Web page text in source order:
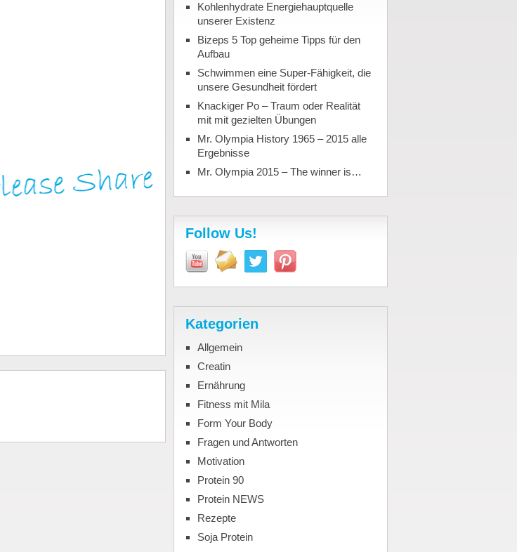
Kohlenhydrate Energiehauptquelle
unserer Existenz
Bizeps 5 Top geheime Tipps für den
Aufbau
Schwimmen eine Super-Fähigkeit, die
unsere Gesundheit fördert
Knackiger Po – Traum oder Realität
mit mit gezielten Übungen
Mr. Olympia History 1965 – 2015 alle
Ergebnisse
Mr. Olympia 2015 – The winner is…
Follow Us!
Kategorien
Allgemein
Creatin
Ernährung
Fitness mit Mila
Form Your Body
Fragen und Antworten
Motivation
Protein 90
Protein NEWS
Rezepte
Soja Protein